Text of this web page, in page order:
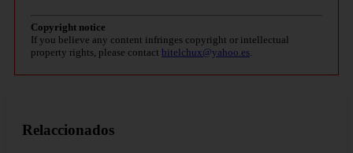
Copyright notice
If you believe any content infringes copyright or intellectual
property rights, please contact bitelchux@yahoo.es.
Relaccionados